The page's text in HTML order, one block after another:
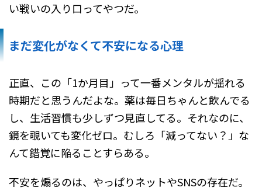
い戦いの入り口ってやつだ。
まだ変化がなくて不安になる心理
正直、この「1か月目」って一番メンタルが揺れる
時期だと思うんだよな。薬は毎日ちゃんと飲んでる
し、生活習慣も少しずつ見直してる。それなのに、
鏡を覗いても変化ゼロ。むしろ「減ってない？」な
んて錯覚に陥ることすらある。
不安を煽るのは、やっぱりネットやSNSの存在だ。